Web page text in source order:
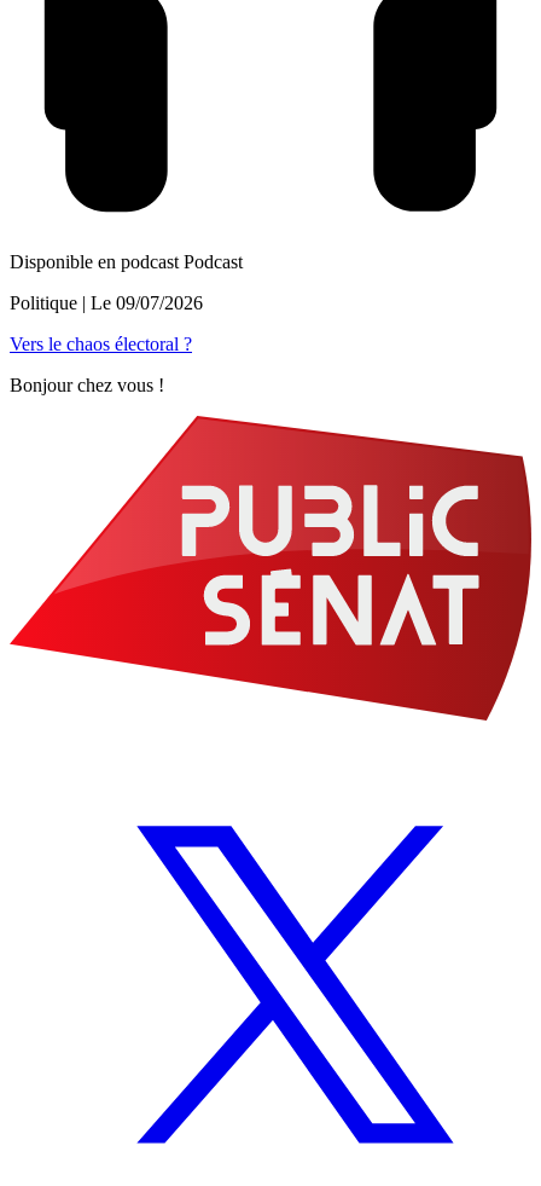
Disponible en podcast Podcast
Politique | Le 09/07/2026
Vers le chaos électoral ?
Bonjour chez vous !